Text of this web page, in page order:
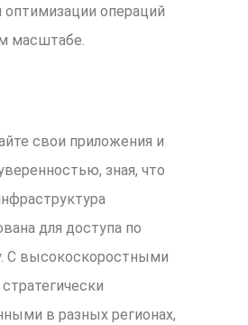
оптимизации операций
масштабе.
свои приложения и
зная, что
для доступа по
С высокоскоростными
в разных регионах,